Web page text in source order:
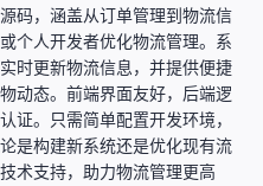
码，涵盖从订单管理到物流信
个人开发者优化物流管理。系
时更新物流信息，并提供便捷
动态。前端界面友好，后端逻
证。只需简单配置开发环境，
是构建新系统还是优化现有流
术支持，助力物流管理更高